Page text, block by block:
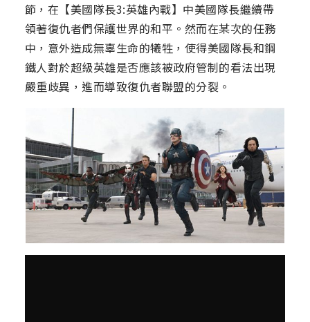
節，在【美國隊長3:英雄內戰】中美國隊長繼續帶
領著復仇者們保護世界的和平。然而在某次的任務
中，意外造成無辜生命的犧牲，使得美國隊長和鋼
鐵人對於超級英雄是否應該被政府管制的看法出現
嚴重歧異，進而導致復仇者聯盟的分裂。